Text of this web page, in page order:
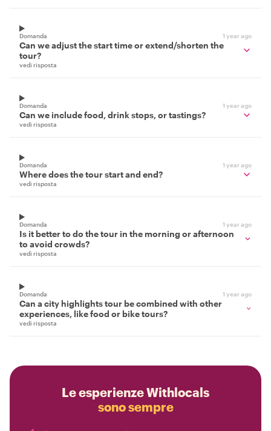
Domanda 1 year ago
Can we adjust the start time or extend/shorten the
tour?
vedi risposta
Domanda 1 year ago
Can we include food, drink stops, or tastings?
vedi risposta
Domanda 1 year ago
Where does the tour start and end?
vedi risposta
Domanda 1 year ago
Is it better to do the tour in the morning or afternoon
to avoid crowds?
vedi risposta
Domanda 1 year ago
Can a city highlights tour be combined with other
experiences, like food or bike tours?
vedi risposta
Le esperienze Withlocals
sono sempre